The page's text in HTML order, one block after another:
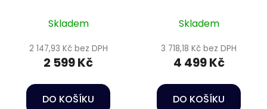
Skladem
2 147,93 Kč bez DPH
2 599 Kč
DO KOŠÍKU
Skladem
3 718,18 Kč bez DPH
4 499 Kč
DO KOŠÍKU